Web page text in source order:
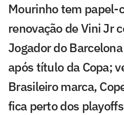
Mourinho tem papel-
renovação de Vini Jr
Jogador do
após título da Copa;
Brasileiro marca,
fica perto dos